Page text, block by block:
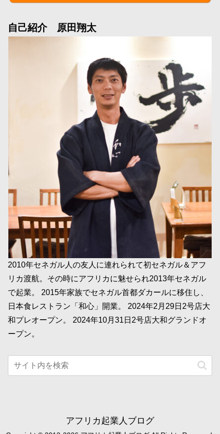
自己紹介 原田翔太
2010年セネガル人の友人に連れられて初セネガル＆アフ
リカ渡航。その時にアフリカに魅せられ2013年セネガル
で起業。 2015年家族でセネガル首都ダカールに移住し、
日本食レストラン「和心」開業。 2024年2月29日2号店大
和プレオープン。 2024年10月31日2号店大和グランドオ
ープン。
アフリカ起業人ブログ